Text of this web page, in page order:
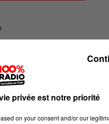
privée est notre priorité
on your consent and/or our